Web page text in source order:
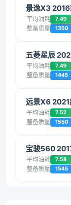
景逸X3 2016
平均油耗 7.49
整备质量 1350
五菱星辰
平均油耗 7.49
整备质量 1445
远景X6 2021
平均油耗 7.52
整备质量 1550
宝骏560
平均油耗 7.58
整备质量 1545